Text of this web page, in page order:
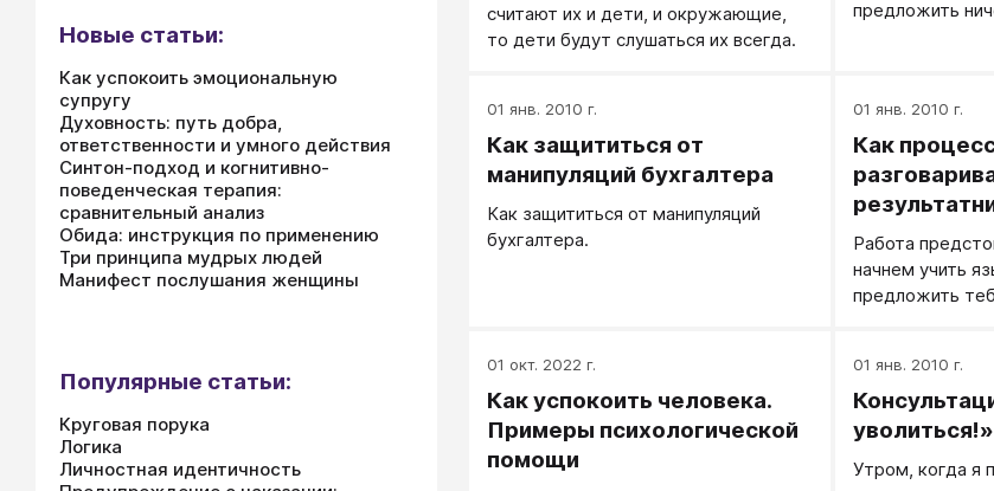
вновь проходить через все мучения,
сопровождающие ее беременности.
настойчивой просьбе о помощи.
считают их и дети, и окружающие,
то дети будут слушаться их всегда.
предложить
01 янв. 2010 г.
Как защититься от
манипуляций бухгалтера
Как защититься от манипуляций
бухгалтера.
01 янв. 2010 г.
Как
Работа
начнем учить
предложить
что Миша
друг другу,
запись на
потом
01 окт. 2022 г.
Как успокоить человека.
Примеры психологической
помощи
01 янв. 2010 г.
уволиться!»
Утром, когда я
Новые статьи:
Как успокоить эмоциональную
супругу
Духовность: путь добра,
ответственности и умного действия
Синтон-подход и когнитивно-
поведенческая терапия:
сравнительный анализ
Обида: инструкция по применению
Три принципа мудрых людей
Манифест послушания женщины
Популярные статьи:
Круговая порука
Логика
Личностная идентичность